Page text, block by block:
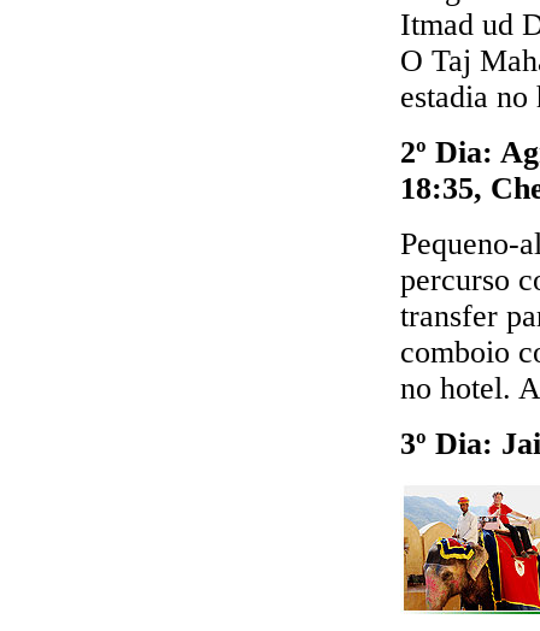
Itmad ud
O Taj
estadia no
2º Dia:
18:35,
Pequeno-
percurso
transfer
comboio
no hotel.
3º Dia: